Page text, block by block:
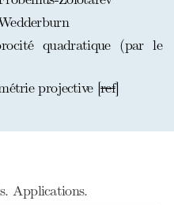
quadratique (par le
projective [ref]
Applications.